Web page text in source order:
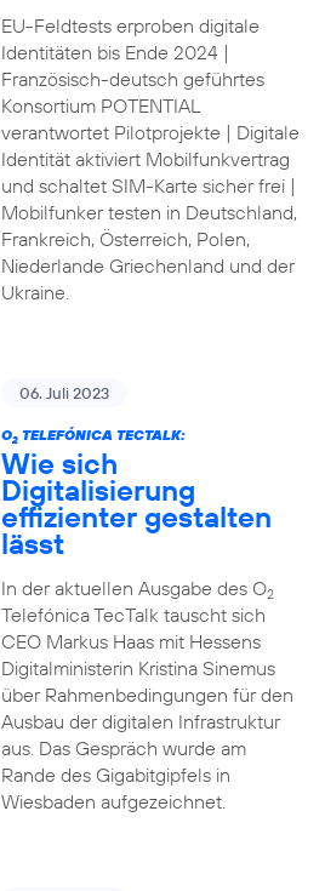
EU-Feldtests erproben digitale
Identitäten bis Ende 2024 |
Französisch-deutsch geführtes
Konsortium POTENTIAL
verantwortet Pilotprojekte | Digitale
Identität aktiviert Mobilfunkvertrag
und schaltet SIM-Karte sicher frei |
Mobilfunker testen in Deutschland,
Frankreich, Österreich, Polen,
Niederlande Griechenland und der
Ukraine.
06. Juli 2023
O2TELEFÓNICA TECTALK:
Wie sich
Digitalisierung
effizienter gestalten
lässt
In der aktuellen Ausgabe des O2
Telefónica TecTalk tauscht sich
CEO Markus Haas mit Hessens
Digitalministerin Kristina Sinemus
über Rahmenbedingungen für den
Ausbau der digitalen Infrastruktur
aus. Das Gespräch wurde am
Rande des Gigabitgipfels in
Wiesbaden aufgezeichnet.